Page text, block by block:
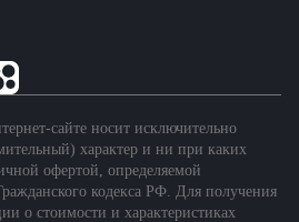
сайте носит исключительно
характер и ни при каких
офертой, определяемой
кодекса РФ. Для получения
о стоимости и характеристиках